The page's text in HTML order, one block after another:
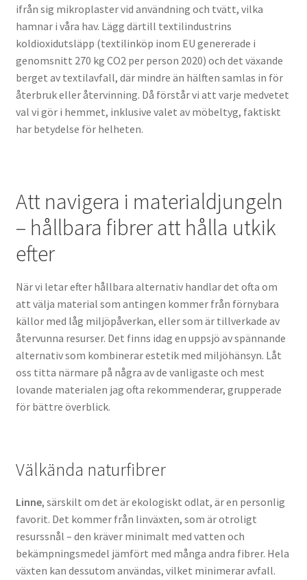
ifrån sig mikroplaster vid användning och tvätt, vilka
hamnar i våra hav. Lägg därtill textilindustrins
koldioxidutsläpp (textilinköp inom EU genererade i
genomsnitt 270 kg CO2 per person 2020) och det växande
berget av textilavfall, där mindre än hälften samlas in för
återbruk eller återvinning. Då förstår vi att varje medvetet
val vi gör i hemmet, inklusive valet av möbeltyg, faktiskt
har betydelse för helheten.
Att navigera i materialdjungeln
– hållbara fibrer att hålla utkik
efter
När vi letar efter hållbara alternativ handlar det ofta om
att välja material som antingen kommer från förnybara
källor med låg miljöpåverkan, eller som är tillverkade av
återvunna resurser. Det finns idag en uppsjö av spännande
alternativ som kombinerar estetik med miljöhänsyn. Låt
oss titta närmare på några av de vanligaste och mest
lovande materialen jag ofta rekommenderar, grupperade
för bättre överblick.
Välkända naturfibrer
Linne, särskilt om det är ekologiskt odlat, är en personlig
favorit. Det kommer från linväxten, som är otroligt
resurssnål – den kräver minimalt med vatten och
bekämpningsmedel jämfört med många andra fibrer. Hela
växten kan dessutom användas, vilket minimerar avfall.